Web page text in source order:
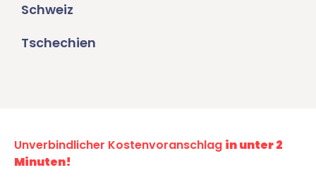
Schweiz
Tschechien
Unverbindlicher Kostenvoranschlag in unter 2
Minuten!